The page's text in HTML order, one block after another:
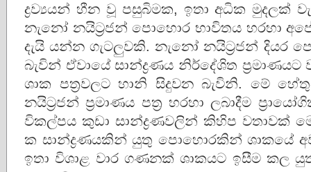
ද්‍රව්‍යයන් හීන වූ පසුබිමක, ඉතා අධික මුදලක්
නැනෝ නයිට්‍රජන් පොහොර භාවිතය හරහා
දැයි යන්න ගැටලුවකි. නැනෝ නයිට්‍රජන් දියර
බැවින් ඒවායේ සාන්ද්‍රණය නිර්දේශිත
ශාක පත්‍රවලට හානි සිදුවන බැවිනි. මේ
නයිට්‍රජන් ප්‍රමාණය පත්‍ර හරහා ලබාදීම
විකල්පය කුඩා සාන්ද්‍රණවලින් කිහිප වතාවක්
ක සාන්ද්‍රණයකින් යුතු පොහොරකින් ශාකයේ
ඉතා විශාළ වාර ගණනක් ශාකයට ඉසීම කල